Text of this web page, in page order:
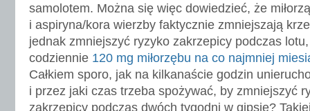
samolotem. Można się więc dowiedzieć, że
i aspiryna/kora wierzby faktycznie zmniejszają
jednak zmniejszyć ryzyko zakrzepicy podczas
codziennie 120 mg miłorzębu na co najmniej
Całkiem sporo, jak na kilkanaście godzin
i przez jaki czas trzeba spożywać, by zmniejszyć
zakrzepicy podczas dwóch tygodni w gipsie?